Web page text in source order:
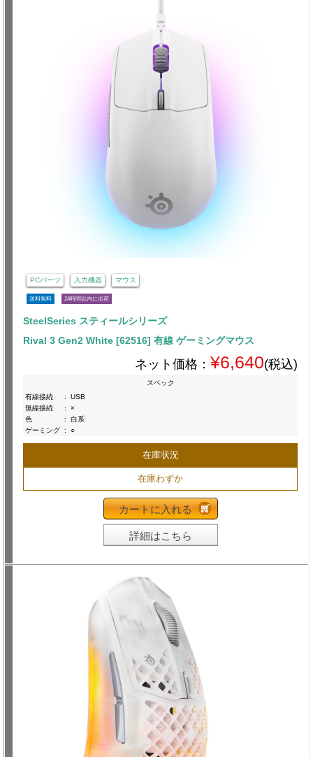
PCパーツ 入力機器 マウス
送料無料 24時間以内に出荷
SteelSeries スティールシリーズ
Rival 3 Gen2 White [62516] 有線 ゲーミングマウス
ネット価格： ¥6,640(税込)
スペック
有線接続
:
USB
無線接続
:
×
色
:
白系
ゲーミング : ○
在庫状況
在庫わずか
カートに入れる
詳細はこちら